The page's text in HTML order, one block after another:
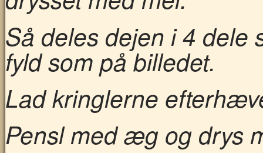
Så deles dejen i 4 dele
fyld som på billedet.
Lad kringlerne
Pensl med æg og drys